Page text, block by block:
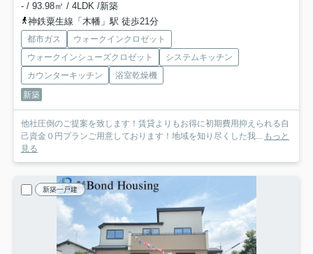
- / 93.98㎡ / 4LDK /新築
神鉄粟生線「木幡」駅 徒歩21分
都市ガス
ウォークインクロゼット
ウォークインシューズクロゼット
システムキッチン
カウンターキッチン
浴室乾燥機
新築
他社圧倒のご提案を致します！賃貸よりもお得に初期費用抑えられる自
己資金０円プランご用意しております！地域を知り尽くした我... もっと
見る
新築一戸建